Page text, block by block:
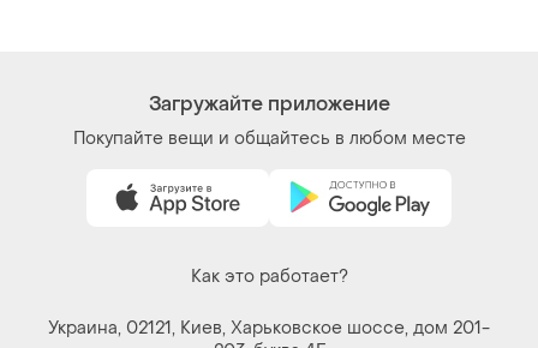
Загружайте приложение
Покупайте вещи и общайтесь в любом месте
Как это работает?
Украина, 02121, Киев, Харьковское шоссе, дом 201-